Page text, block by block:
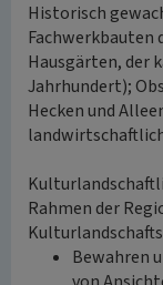
Historisch
Fachwerkbauten
Hausgärten, der
Jahrhundert);
Hecken und
Rahmen der
Bewahren